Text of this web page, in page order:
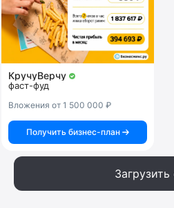
КручуВерчу
фаст-фуд
Вложения от 1 500 000 ₽
Получить бизнес-план